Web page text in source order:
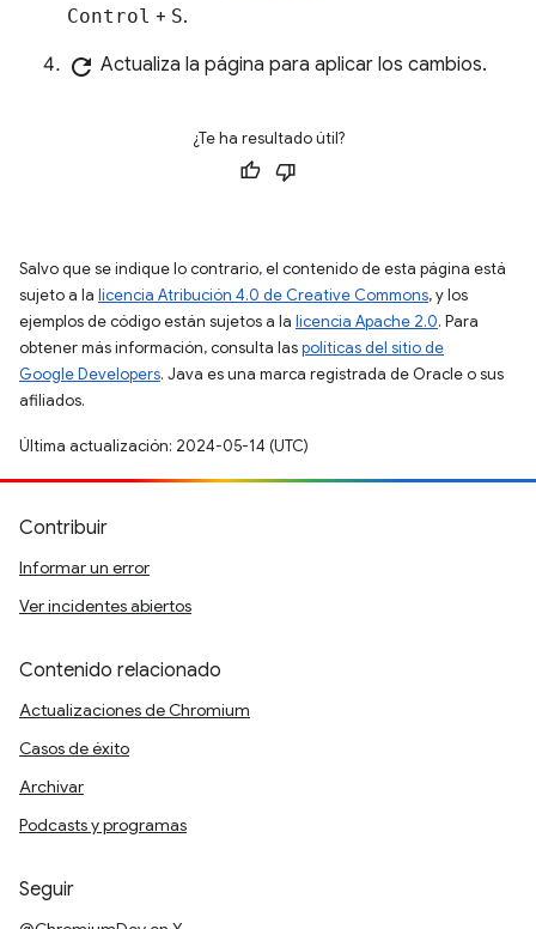
Control + S.
refresh Actualiza la página para aplicar los cambios.
¿Te ha resultado útil?
Salvo que se indique lo contrario, el contenido de esta página está
sujeto a la licencia Atribución 4.0 de Creative Commons, y los
ejemplos de código están sujetos a la licencia Apache 2.0. Para
obtener más información, consulta laspolíticas del sitio de
Google Developers. Java es una marca registrada de Oracle o sus
afiliados.
Última actualización: 2024-05-14 (UTC)
Contribuir
Informar un error
Ver incidentes abiertos
Contenido relacionado
Actualizaciones de Chromium
Casos de éxito
Archivar
Podcasts y programas
Seguir